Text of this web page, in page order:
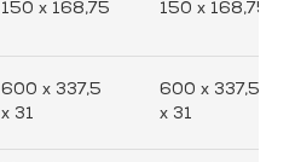
150 x 168,75 150 x 168,75
600 x 337,5
x 31
600 x 337,5
x 31